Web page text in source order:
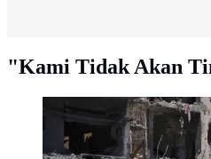
"Kami Tidak Akan